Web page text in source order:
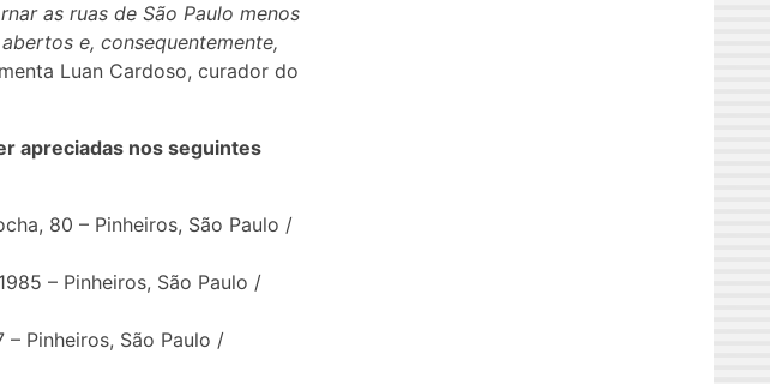
as ruas de São Paulo menos
e, consequentemente,
Luan Cardoso, curador do
apreciadas nos seguintes
80 – Pinheiros, São Paulo /
– Pinheiros, São Paulo /
– Pinheiros, São Paulo /